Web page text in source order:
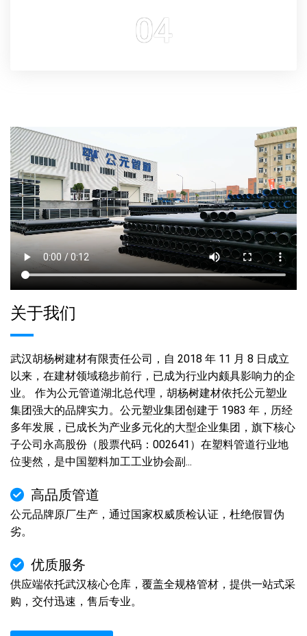
04
关于我们
武汉胡杨树建材有限责任公司，自 2018 年 11 月 8 日成立
以来，在建材领域稳步前行，已成为行业内颇具影响力的企
业。 作为公元管道湖北总代理，胡杨树建材依托公元塑业
集团强大的品牌实力。公元塑业集团创建于 1983 年，历经
多年发展，已成长为产业多元化的大型企业集团，旗下核心
子公司永高股份（股票代码：002641）在塑料管道行业地
位斐然，是中国塑料加工工业协会副...
高品质管道
公元品牌原厂生产，通过国家权威质检认证，杜绝假冒伪
劣。
优质服务
供应端依托武汉核心仓库，覆盖全规格管材，提供一站式采
购，交付迅速，售后专业。